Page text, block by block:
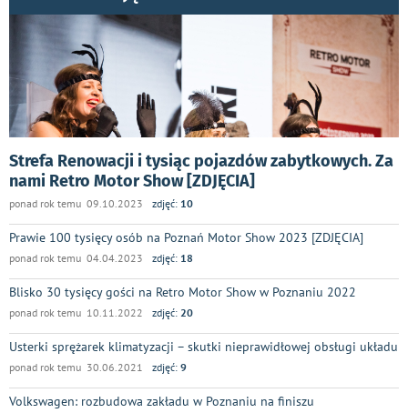
Strefa Renowacji i tysiąc pojazdów zabytkowych. Za
nami Retro Motor Show [ZDJĘCIA]
ponad rok temu 09.10.2023 zdjęć: 10
Prawie 100 tysięcy osób na Poznań Motor Show 2023 [ZDJĘCIA]
ponad rok temu 04.04.2023 zdjęć: 18
Blisko 30 tysięcy gości na Retro Motor Show w Poznaniu 2022
ponad rok temu 10.11.2022 zdjęć: 20
Usterki sprężarek klimatyzacji – skutki nieprawidłowej obsługi układu
ponad rok temu 30.06.2021 zdjęć: 9
Volkswagen: rozbudowa zakładu w Poznaniu na finiszu